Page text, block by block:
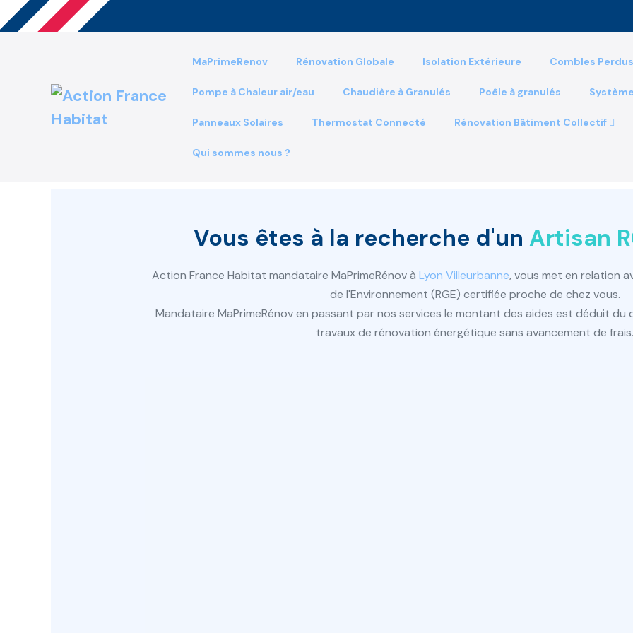
Aller
au
MaPrimeRenov Rénovation Globale Isolation Extérieure Combles Perdus
Pompe à Chaleur air/eau Chaudière à Granulés Poêle à granulés
Panneaux Solaires Thermostat Connecté Rénovation Bâtiment Collectif
Qui sommes nous ?
Vous êtes à la recherche d'un Artisan
Action France Habitat mandataire MaPrimeRénov à Lyon Villeurbanne, vous met en relation
de l'Environnement (RGE) certifiée proche de chez vous.
Mandataire MaPrimeRénov en passant par nos services le montant des aides est déduit du
travaux de rénovation énergétique sans avancement de frais.